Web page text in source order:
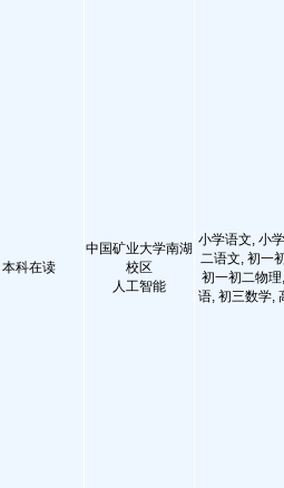
本科在读
中国矿业大学南湖
校区
人工智能
小学语文, 小
二语文, 初一
初一初二物
语, 初三数学,